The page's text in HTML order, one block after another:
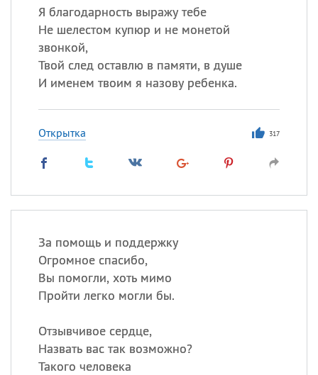
Я благодарность выражу тебе
Не шелестом купюр и не монетой
звонкой,
Твой след оставлю в памяти, в душе
И именем твоим я назову ребенка.
Открытка 317
За помощь и поддержку
Огромное спасибо,
Вы помогли, хоть мимо
Пройти легко могли бы.
Отзывчивое сердце,
Назвать вас так возможно?
Такого человека